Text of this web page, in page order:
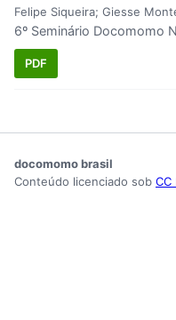
Felipe Siqueira; Giesse
6º Seminário Docomomo
PDF
docomomo brasil
Conteúdo licenciado sob CC